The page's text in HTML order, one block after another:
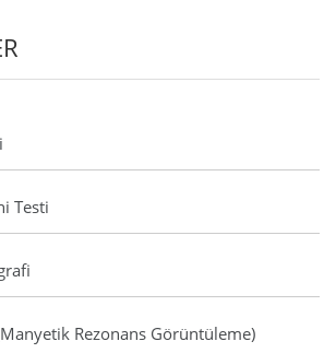
Testi
Rezonans Görüntüleme)